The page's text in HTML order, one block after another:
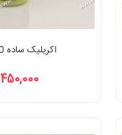
اکریلیک ساده 120 م 1290
450,000 تومان